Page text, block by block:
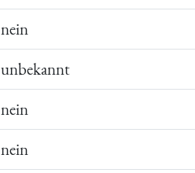
nein
unbekannt
nein
nein